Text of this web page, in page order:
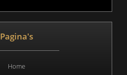
Pagina's
Home